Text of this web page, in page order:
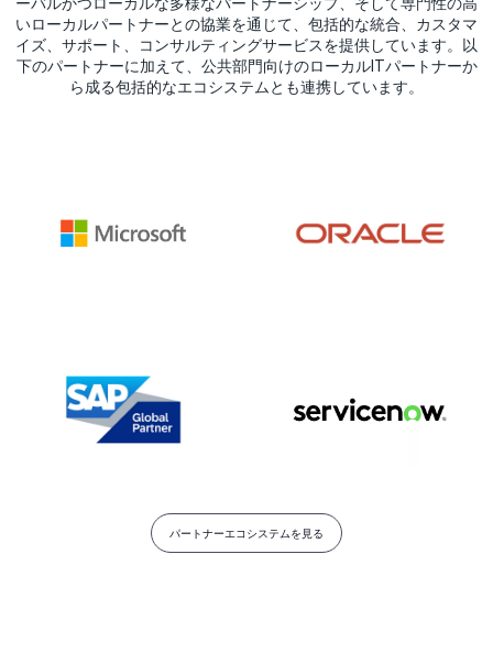
いローカルパートナーとの協業を通じて、包括的な統合、カスタマ
イズ、サポート、コンサルティングサービスを提供しています。以
下のパートナーに加えて、公共部門向けのローカルITパートナーか
ら成る包括的なエコシステムとも連携しています。
パートナーエコシステムを見る